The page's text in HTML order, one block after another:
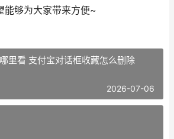
能够为大家带来方便~
里看 支付宝对话框收藏怎么删除
2026-07-06